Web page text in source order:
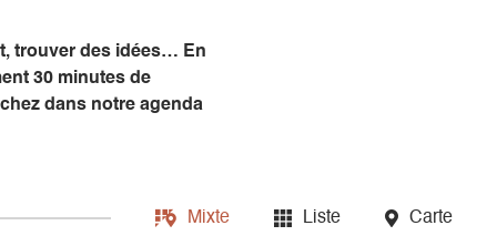
trouver des idées… En
30 minutes de
dans notre agenda
Mixte Liste Carte